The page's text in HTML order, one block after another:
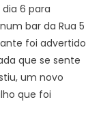
6 para
bar da Rua 5
foi advertido
que se sente
um novo
que foi